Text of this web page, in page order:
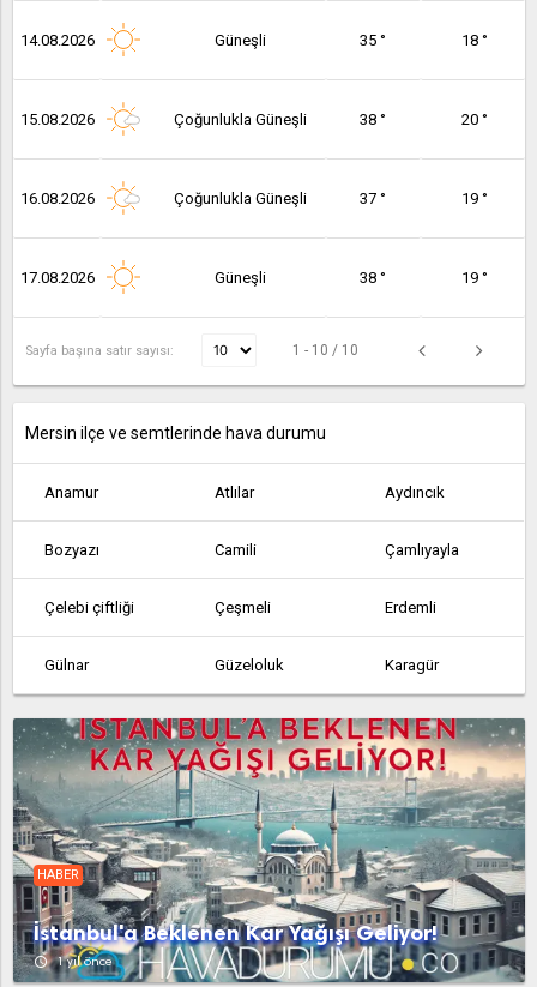
14.08.2026 Güneşli 35 ° 18 °
15.08.2026 Çoğunlukla Güneşli 38 ° 20 °
16.08.2026 Çoğunlukla Güneşli 37 ° 19 °
17.08.2026 Güneşli 38 ° 19 °
Sayfa başına satır sayısı: 1 - 10 / 10
Mersin ilçe ve semtlerinde hava durumu
Anamur Atlılar Aydıncık
Bozyazı Camili Çamlıyayla
Çelebi çiftliği Çeşmeli Erdemli
Gülnar Güzeloluk Karagür
Kargıcak Masat Mezitli
Mut Silifke Tarsus
Taşucu Tömük Yaramış
Yenice Yenice
HABER
İstanbul'a Beklenen Kar Yağışı Geliyor!
access_time 1 yıl önce